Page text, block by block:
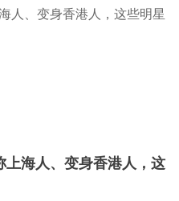
海人、变身香港人，这